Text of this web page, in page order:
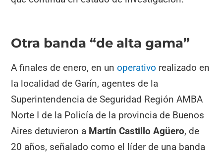
Otra banda “de alta gama”
A finales de enero, en unoperativo realizado en
la localidad de Garín, agentes de la
Superintendencia de Seguridad Región AMBA
Norte I de la Policía de la provincia de Buenos
Aires detuvieron a Martín Castillo Agüero, de
20 años, señalado como el líder de una banda